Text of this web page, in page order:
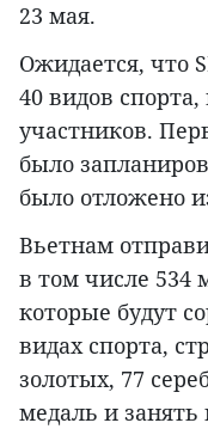
23 мая.
Ожидается, что
40 видов
участников.
было
было отложено
Вьетнам
в том числе
которые будут
видах спорта,
золотых, 77
медаль и занять